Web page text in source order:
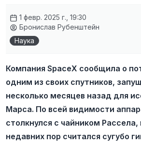
1 февр. 2025 г., 19:30
Бронислав Рубенштейн
Наука
Компания SpaceX сообщила о
одним из своих спутников,
несколько месяцев назад для
Марса. По всей видимости
столкнулся с чайником
недавних пор считался сугубо